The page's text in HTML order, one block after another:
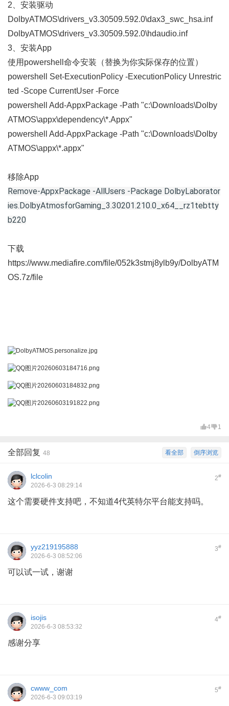
2、安装驱动
DolbyATMOS\drivers_v3.30509.592.0\dax3_swc_hsa.inf
DolbyATMOS\drivers_v3.30509.592.0\hdaudio.inf
3、安装App
使用powershell命令安装（替换为你实际保存的位置）
powershell Set-ExecutionPolicy -ExecutionPolicy Unrestric
ted -Scope CurrentUser -Force
powershell Add-AppxPackage -Path "c:\Downloads\Dolby
ATMOS\appx\dependency\*.Appx"
powershell Add-AppxPackage -Path "c:\Downloads\Dolby
ATMOS\appx\*.appx"
移除App
Remove-AppxPackage -AllUsers -Package DolbyLaborator
ies.DolbyAtmosforGaming_3.30201.210.0_x64__rz1tebtty
b220
下载
https://www.mediafire.com/file/052k3stmj8ylb9y/DolbyATM
OS.7z/file
4 1
倒序浏览
看全部
全部回复 48
2#
lclcolin
2026-6-3 08:29:14
这个需要硬件支持吧，不知道4代英特尔平台能支持吗。
3#
yyz219195888
2026-6-3 08:52:06
可以试一试，谢谢
4#
isojis
2026-6-3 08:53:32
感谢分享
5#
cwww_com
2026-6-3 09:03:19